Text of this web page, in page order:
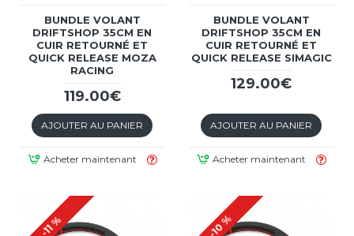
BUNDLE VOLANT
DRIFTSHOP 35CM EN
CUIR RETOURNÉ ET
QUICK RELEASE MOZA
RACING
119.00€
AJOUTER AU PANIER
Acheter maintenant
BUNDLE VOLANT
DRIFTSHOP 35CM EN
CUIR RETOURNÉ ET
QUICK RELEASE SIMAGIC
129.00€
AJOUTER AU PANIER
Acheter maintenant
-11 % -10 %